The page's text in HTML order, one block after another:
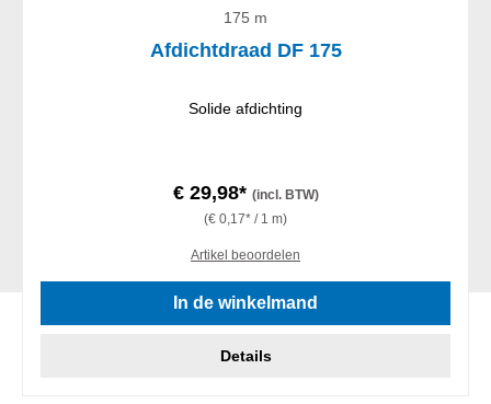
175 m
Afdichtdraad DF 175
Solide afdichting
€ 29,98* (incl. BTW)
(€ 0,17* / 1 m)
Artikel beoordelen
In de winkelmand
Details